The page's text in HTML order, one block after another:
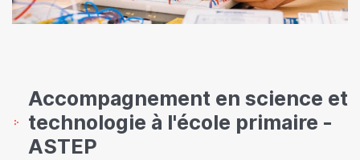
Accompagnement en science et
technologie à l'école primaire -
ASTEP